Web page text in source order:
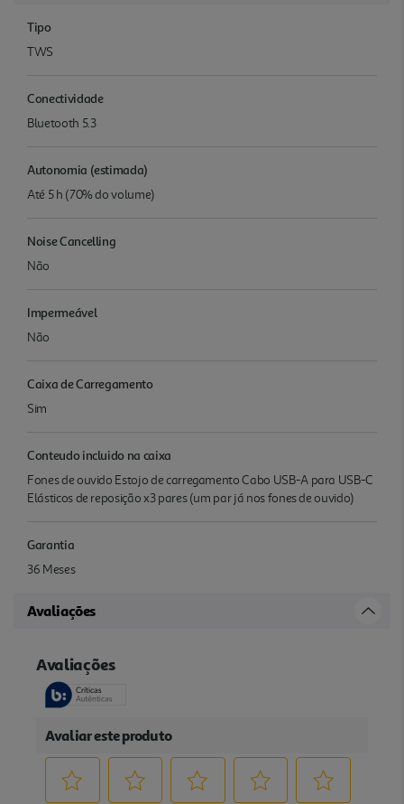
Tipo
TWS
Conectividade
Bluetooth 5.3
Autonomia (estimada)
Até 5 h (70% do volume)
Noise Cancelling
Não
Impermeável
Não
Caixa de Carregamento
Sim
Conteudo incluido na caixa
Fones de ouvido Estojo de carregamento Cabo USB-A para USB-C
Elásticos de reposição x3 pares (um par já nos fones de ouvido)
Garantia
36 Meses
Avaliações